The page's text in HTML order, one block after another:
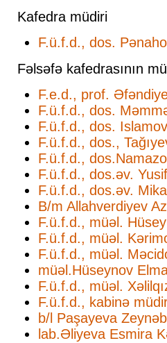
Kafedra müdiri
F.ü.f.d., dos.
Fəlsəfə kafedrasının
F.e.d., prof.
F.ü.f.d., dos.
F.ü.f.d., dos.
F.ü.f.d., dos.,
F.ü.f.d.,
F.ü.f.d., dos.əv.
F.ü.f.d., dos.əv.
B/m Allahverdiyev
F.ü.f.d., müəl.
F.ü.f.d., müəl.
F.ü.f.d., müəl.
müəl.Hüseynov
F.ü.f.d., müəl.
F.ü.f.d., kabinə
b/l Paşayeva
lab.Əliyeva Esmira